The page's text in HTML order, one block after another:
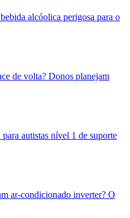
alcóolica perigosa para o
de volta? Donos planejam
autistas nível 1 de suporte
ar-condicionado inverter? O